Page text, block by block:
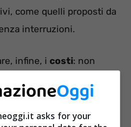
come quelli proposti da
interruzioni.
infine, i costi: non
l’investimento iniziale,
future permanutenzione
dei vari
asks for your